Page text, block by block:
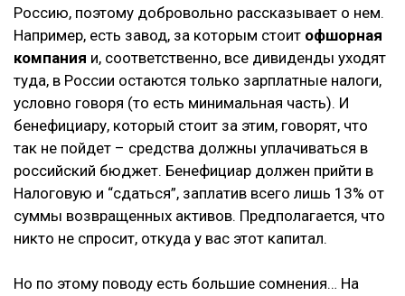
Россию, поэтому добровольно рассказывает о нем.
Например, есть завод, за которым стоит офшорная
компания и, соответственно, все дивиденды уходят
туда, в России остаются только зарплатные налоги,
условно говоря (то есть минимальная часть). И
бенефициару, который стоит за этим, говорят, что
так не пойдет – средства должны уплачиваться в
российский бюджет. Бенефициар должен прийти в
Налоговую и “сдаться”, заплатив всего лишь 13% от
суммы возвращенных активов. Предполагается, что
никто не спросит, откуда у вас этот капитал.
Но по этому поводу есть большие сомнения… На